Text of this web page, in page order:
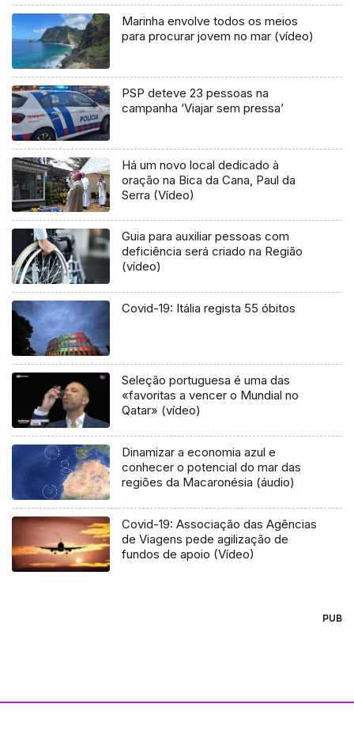
Marinha envolve todos os meios
para procurar jovem no mar (vídeo)
PSP deteve 23 pessoas na
campanha ‘Viajar sem pressa’
Há um novo local dedicado à
oração na Bica da Cana, Paul da
Serra (Vídeo)
Guia para auxiliar pessoas com
deficiência será criado na Região
(vídeo)
Covid-19: Itália regista 55 óbitos
Seleção portuguesa é uma das
«favoritas a vencer o Mundial no
Qatar» (vídeo)
Dinamizar a economia azul e
conhecer o potencial do mar das
regiões da Macaronésia (áudio)
Covid-19: Associação das Agências
de Viagens pede agilização de
fundos de apoio (Vídeo)
PUB